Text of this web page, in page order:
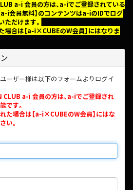
a-i 会員の方は、a-iでご登録されている
a-i会員無料】のコンテンツはa-iのIDでログ
ただけます。
合は【a-i×CUBEのW会員】にはなりま
ーザー様は以下のフォームよりログイ
a-i 会員の方は、a-iでご登録され
です。
た場合は【a-i×CUBEのW会員】にはな
い。